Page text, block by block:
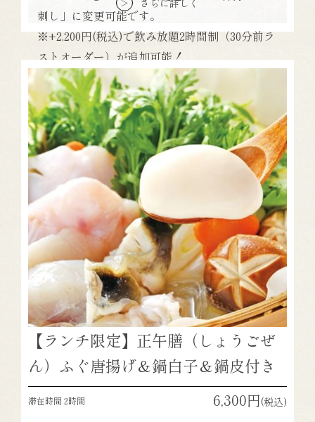
刺し」に変更可能です。
※+2,200円(税込)で飲み放題2時間制（30分前ラ
ストオーダー）が追加可能！
【注意事項】
※フェア開催時・混雑時は2時間のお席となり
ます
※株主優待券利用可
※スムーズな料理提供のため、事前のご予約を
お勧めいたします
【株主優待券ご利用について】
各種フェア、クーポン類・割引券・優待券など
他の全ての特典と併用できません。
＞ さらに詳しく
【ランチ限定】正午膳（しょうごぜ
ん）ふぐ唐揚げ＆鍋白子＆鍋皮付き
滞在時間 2時間 6,300円(税込)